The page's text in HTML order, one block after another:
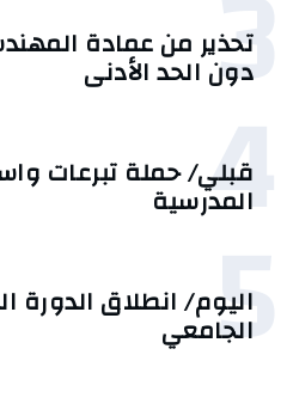
تحذير من عمادة
دون الحد الأدنى
4
قبلي/ حملة تبرعات
المدرسية
5
اليوم/ انطلاق الدورة
الجامعي